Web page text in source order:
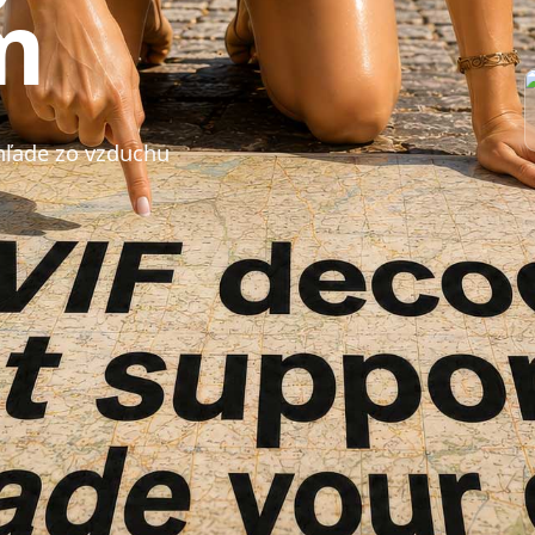
zo vzduchu